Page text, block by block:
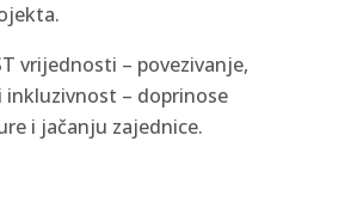
vrijednosti – povezivanje,
– doprinose
i jačanju zajednice.